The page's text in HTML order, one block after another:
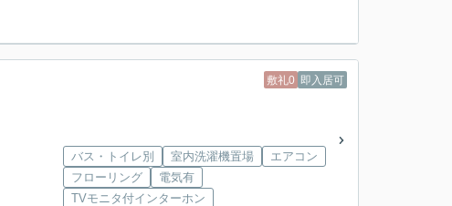
敷礼0 即入居可
バス・トイレ別 室内洗濯機置場
エアコン
フローリング
電気有
TVモニタ付インターホン